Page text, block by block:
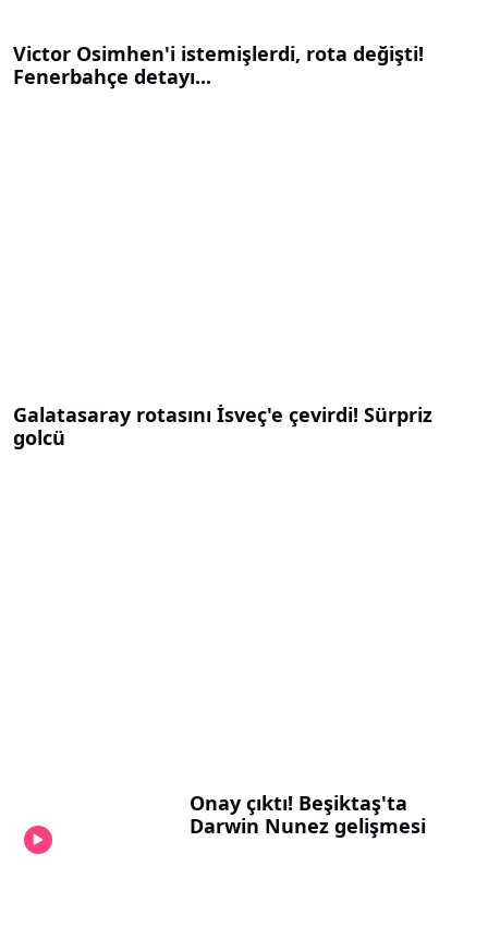
Victor Osimhen'i istemişlerdi, rota değişti!
Fenerbahçe detayı...
Galatasaray rotasını İsveç'e çevirdi! Sürpriz
golcü
Onay çıktı! Beşiktaş'ta
Darwin Nunez gelişmesi